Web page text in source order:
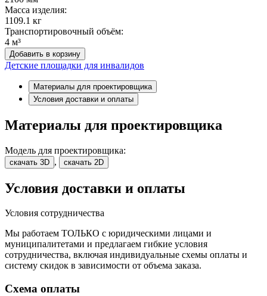
Масса изделия:
1109.1 кг
Транспортировочный объём:
4 м³
Добавить в корзину
Детские площадки для инвалидов
Материалы для проектировщика
Условия доставки и оплаты
Материалы для проектировщика
Модель для проектировщика:
скачать 3D , скачать 2D
Условия доставки и оплаты
Условия сотрудничества
Мы работаем ТОЛЬКО с юридическими лицами и
муниципалитетами и предлагаем гибкие условия
сотрудничества, включая индивидуальные схемы оплаты и
систему скидок в зависимости от объема заказа.
Схема оплаты